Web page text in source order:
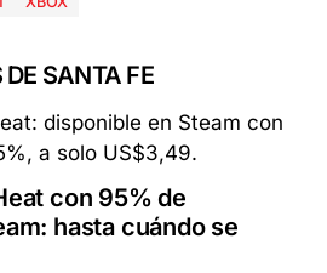
SANTA FE
con 95% de
hasta cuándo se